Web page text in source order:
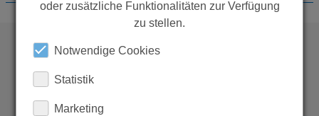
oder zusätzliche Funktionalitäten zur Verfügung
zu stellen.
Notwendige Cookies
Statistik
Marketing